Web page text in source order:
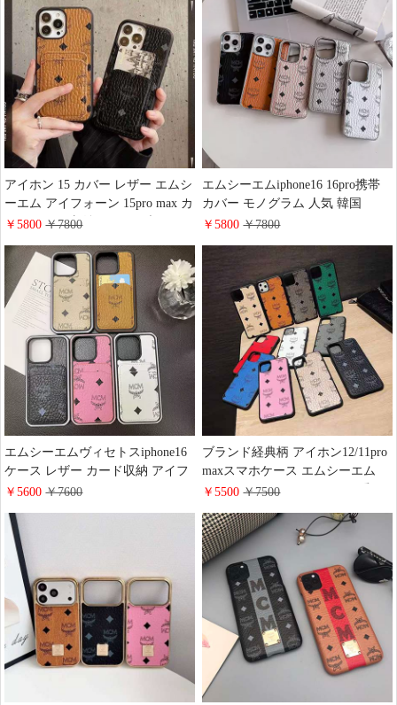
ズ レデイース ビジネス風 高级
iphone14pro/13ケース全面保護
ケットケース ボックスデザイン
可愛い
アイホン 15 カバー レザー エムシ
ーエム アイフォーン 15pro max カ
バー カード収納 mcm風 ブランド
フォン 14pro ブランドロゴ エムシ
ーエム風 アイフォン 14pro 女性愛
用 新作の 大人気 丈夫 おしゃれ
通販 カップル ビジネス風 本物
￥5800￥7800
エムシーエムiphone16 16pro携帯
カバー モノグラム 人気 韓国
iphone15promax/15plusスマホケー
ー 衝撃吸収 MCM VISETOS
TOTE アイホン14Pro/13ケースメ
ンズ レデイースおしゃれ
￥5800￥7800
エムシーエムヴィセトスiphone16
ケース レザー カード収納 アイフ
ォーン16pro/16promaxスマホケー
iphone15pro/14plus保護ケース バイ
カラー 芸能人 おしゃれ
￥5600￥7600
ブランド経典柄 アイホン12/11pro
maxスマホケース エムシーエム
iPhoneXS テンエスケース 可愛い
サギ ブランドiphone8plus ケース
mcm 韓国風iphone7/6s plusソフト
レザーケース 高品質 海外新作
￥5500￥7500